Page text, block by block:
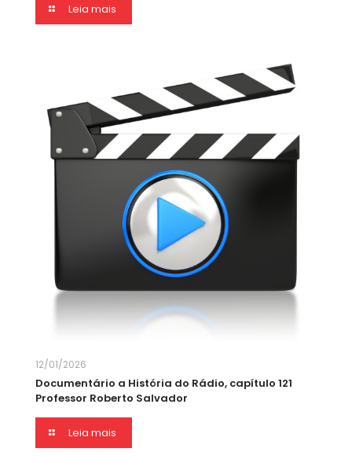
Leia mais
12/01/2026
Documentário a História do Rádio, capítulo 121
Professor Roberto Salvador
Leia mais